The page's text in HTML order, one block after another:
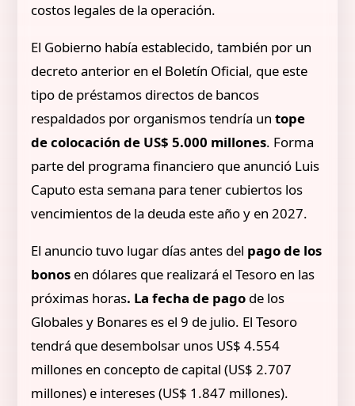
costos legales de la operación.
El Gobierno había establecido, también por un
decreto anterior en el Boletín Oficial, que este
tipo de préstamos directos de bancos
respaldados por organismos tendría un tope
de colocación de US$ 5.000 millones. Forma
parte del programa financiero que anunció Luis
Caputo esta semana para tener cubiertos los
vencimientos de la deuda este año y en 2027.
El anuncio tuvo lugar días antes del pago de los
bonos en dólares que realizará el Tesoro en las
próximas horas. La fecha de pago de los
Globales y Bonares es el 9 de julio. El Tesoro
tendrá que desembolsar unos US$ 4.554
millones en concepto de capital (US$ 2.707
millones) e intereses (US$ 1.847 millones).